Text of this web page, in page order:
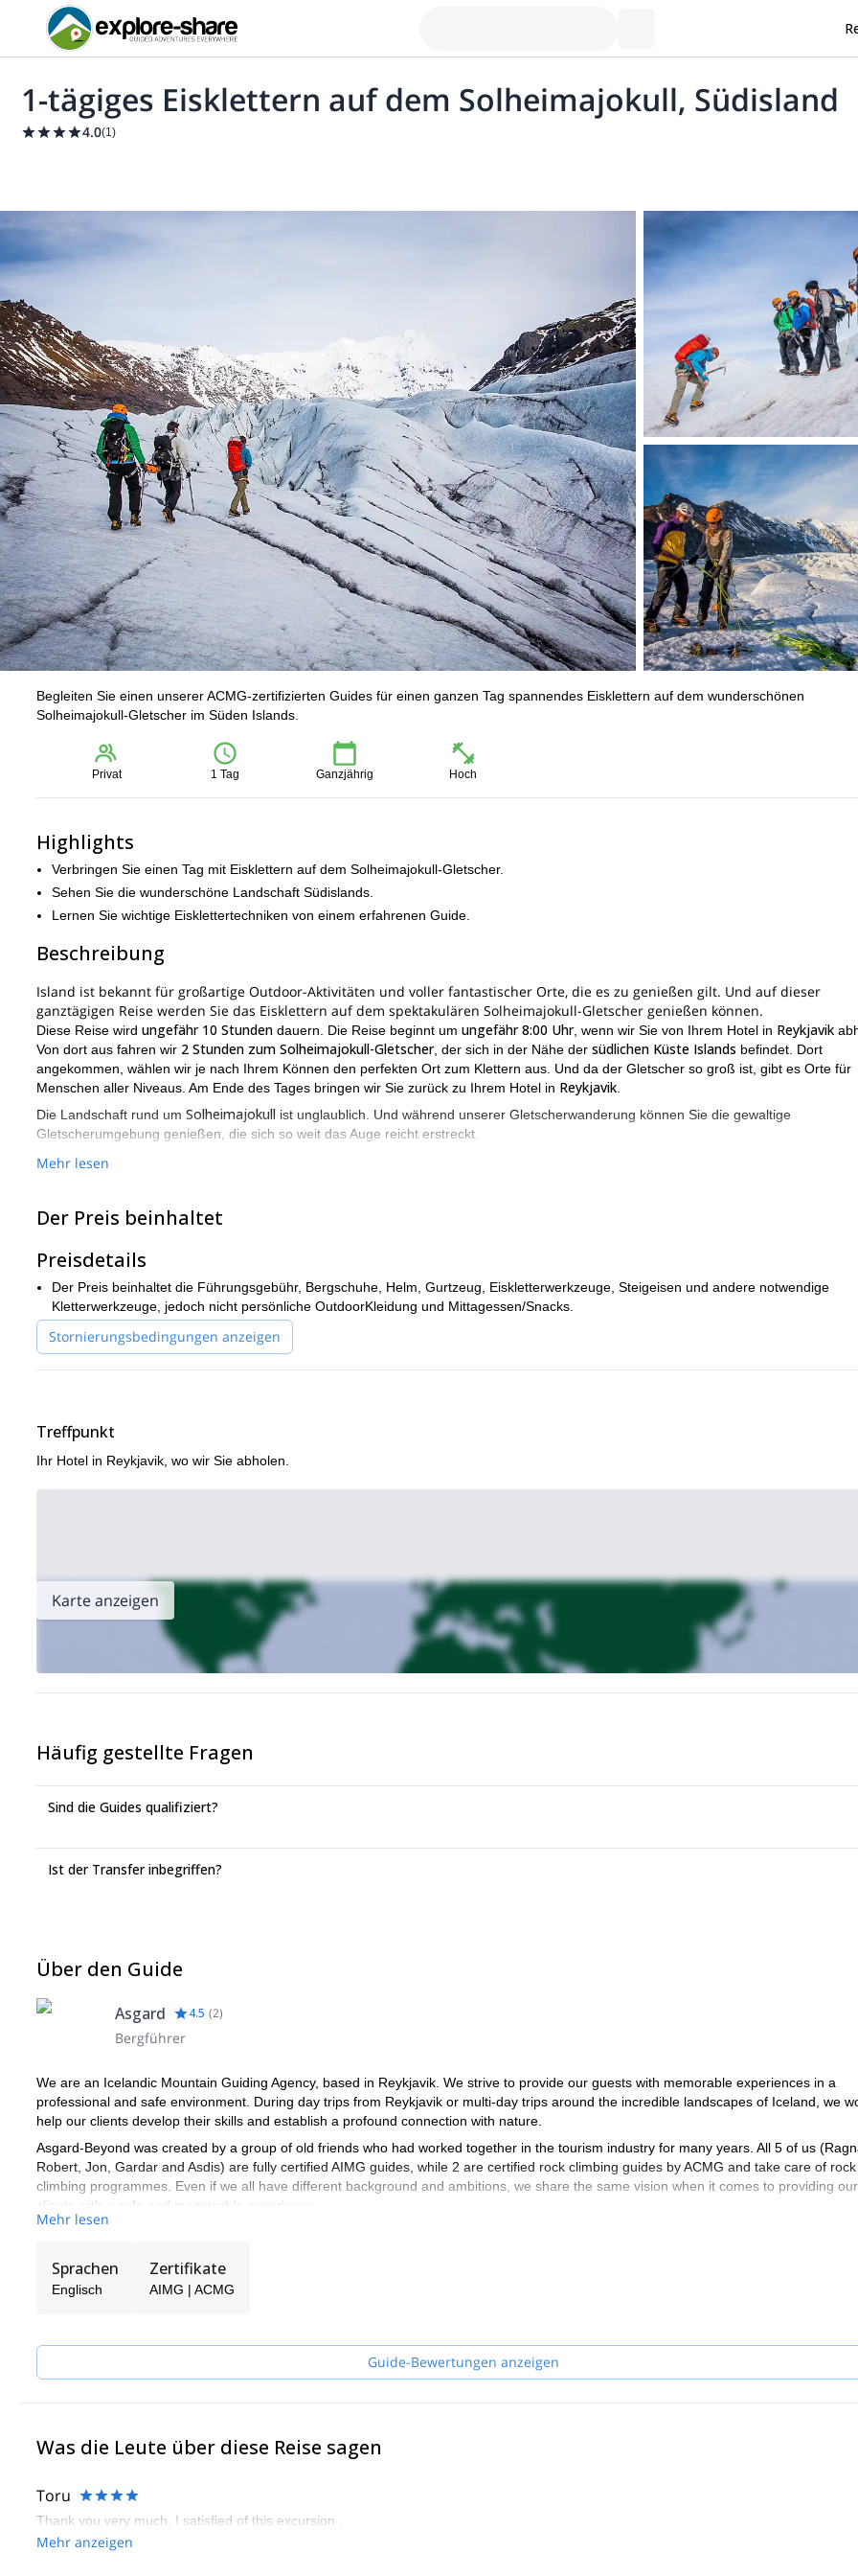
1-tägiges Eisklettern auf dem Solheimajokull, Südisland
4.0(1)
Begleiten Sie einen unserer ACMG-zertifizierten Guides für einen ganzen Tag spannendes Eisklettern auf dem wunderschönen
Solheimajokull-Gletscher im Süden Islands.
Privat 1 Tag Ganzjährig Hoch
Highlights
Verbringen Sie einen Tag mit Eisklettern auf dem Solheimajokull-Gletscher.
Sehen Sie die wunderschöne Landschaft Südislands.
Lernen Sie wichtige Eisklettertechniken von einem erfahrenen Guide.
Beschreibung
Island ist bekannt für großartige Outdoor-Aktivitäten und voller fantastischer Orte, die es zu genießen gilt. Und auf dieser
ganztägigen Reise werden Sie das Eisklettern auf dem spektakulären Solheimajokull-Gletscher genießen können.
Diese Reise wird ungefähr 10 Stunden dauern. Die Reise beginnt um ungefähr 8:00 Uhr, wenn wir Sie von Ihrem Hotel in Reykjavik
Von dort aus fahren wir 2 Stunden zum Solheimajokull-Gletscher, der sich in der Nähe der südlichen Küste Islands befindet. Dort
angekommen, wählen wir je nach Ihrem Können den perfekten Ort zum Klettern aus. Und da der Gletscher so groß ist, gibt es Orte für
Menschen aller Niveaus. Am Ende des Tages bringen wir Sie zurück zu Ihrem Hotel in Reykjavik
Die Landschaft rund um Solheimajokull ist unglaublich. Und während unserer Gletscherwanderung können Sie die gewaltige
Gletscherumgebung genießen, die sich so weit das Auge reicht erstreckt.
Neben der Gewährleistung, dass Sie eine großartige Zeit haben, helfen wir Ihnen auch, die
Obwohl diese Reise für Menschen aller Niveaus offen ist, ist es aufgrund der körperlichen Natur des
Von einfachen, flachen Klettereien bis hin zu schwierigen Überhängen bietet der Solheimajokull-Gletscher jede Art von
Eisklettermöglichkeit, die Sie sich vorstellen können. Um an dieser Reise teilzunehmen, müssen Sie uns lediglich eine Anfrage
Möchten Sie an gefrorenen Wasserfällen in der Nähe von Reykjavik Eisklettern? Dann begleiten Sie uns auf
Mehr lesen
Der Preis beinhaltet
Preisdetails
Der Preis beinhaltet die Führungsgebühr, Bergschuhe, Helm, Gurtzeug, Eiskletterwerkzeuge, Steigeisen und andere notwendige
Kletterwerkzeuge, jedoch nicht persönliche OutdoorKleidung und Mittagessen/Snacks.
Stornierungsbedingungen anzeigen
Treffpunkt
Ihr Hotel in Reykjavik, wo wir Sie abholen.
Karte anzeigen
Häufig gestellte Fragen
Sind die Guides qualifiziert?
Ist der Transfer inbegriffen?
Über den Guide
Asgard 4.5 (2)
Bergführer
We are an Icelandic Mountain Guiding Agency, based in Reykjavik. We strive to provide our guests with memorable experiences in a
professional and safe environment. During day trips from Reykjavik or multi-day trips around the incredible landscapes of Iceland, we
help our clients develop their skills and establish a profound connection with nature.
Asgard-Beyond was created by a group of old friends who had worked together in the tourism industry for many years. All 5 of us
Robert, Jon, Gardar and Asdis) are fully certified AIMG guides, while 2 are certified rock climbing guides by ACMG and take care of rock
climbing programmes. Even if we all have different background and ambitions, we share the same vision when it comes to providing our
clients with a safe and memorable experience.
Mehr lesen
Sprachen
Englisch
Zertifikate
AIMG | ACMG
Guide-Bewertungen anzeigen
Was die Leute über diese Reise sagen
Toru
Thank you very much, I satisfied of this excursion .
Mehr anzeigen